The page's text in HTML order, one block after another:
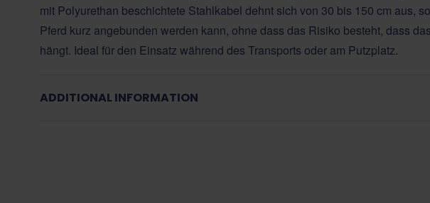
mit Polyurethan beschichtete Stahlkabel dehnt sich von 30 bis 150 cm aus,
Pferd kurz angebunden werden kann, ohne dass das Risiko besteht, dass
hängt. Ideal für den Einsatz während des Transports oder am Putzplatz.
ADDITIONAL INFORMATION